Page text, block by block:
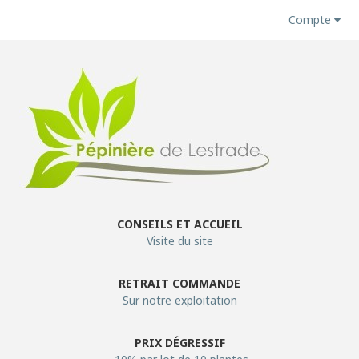
Compte
CONSEILS ET ACCUEIL
Visite du site
RETRAIT COMMANDE
Sur notre exploitation
PRIX DÉGRESSIF